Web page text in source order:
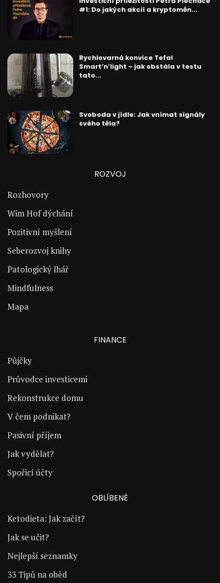
#1: Do jakých akcií a kryptoměn...
Rychlovarná konvice Tefal
Smart’n’light – jak obstála v testu
tato...
Svoboda v jídle: Jak vnímat signály
svého těla?
ROZVOJ
Rozhovory
Wim Hof dýchání
Pozitivní myšlení
Seberozvoj knihy
Patologický lhář
Mindfulness
Mapa
FINANCE
Půjčky
Průvodce investicemi
Rekonstrukce domu
V čem podnikat?
Pasivní příjem
Jak vydělat?
Spořicí účty
OBLÍBENÉ
Ketodieta: Jak začít?
Jak se učit?
Nejlepší seznamky
33 Tipů na oběd